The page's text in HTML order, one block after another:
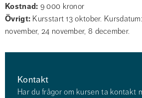
Kostnad 9 000 kronor
Övrigt Kursstart 13 oktober.
november, 24 november, 8 december.
Kontakt
Har du frågor om kursen ta kontakt